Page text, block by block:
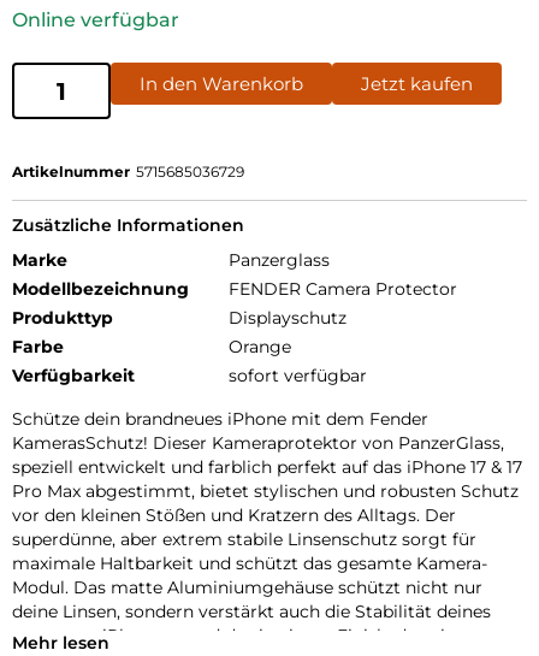
Online verfügbar
In den Warenkorb Jetzt kaufen
Artikelnummer 5715685036729
Zusätzliche Informationen
Marke
Panzerglass
Modellbezeichnung
FENDER Camera Protector
Produkttyp
Displayschutz
Farbe
Orange
Verfügbarkeit
sofort verfügbar
Schütze dein brandneues iPhone mit dem Fender
KamerasSchutz! Dieser Kameraprotektor von PanzerGlass,
speziell entwickelt und farblich perfekt auf das iPhone 17 & 17
Pro Max abgestimmt, bietet stylischen und robusten Schutz
vor den kleinen Stößen und Kratzern des Alltags. Der
superdünne, aber extrem stabile Linsenschutz sorgt für
maximale Haltbarkeit und schützt das gesamte Kamera-
Modul. Das matte Aluminiumgehäuse schützt nicht nur
deine Linsen, sondern verstärkt auch die Stabilität deines
gesamten iPhones – und das in einem Finish, das nie
Mehr lesen